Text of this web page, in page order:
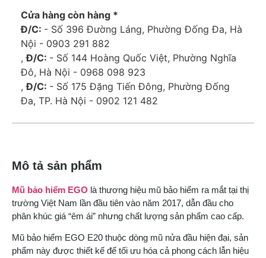
Cửa hàng còn hàng *
Đ/C: - Số 396 Đường Láng, Phường Đống Đa, Hà
Nội - 0903 291 882
,Đ/C: - Số 144 Hoàng Quốc Việt, Phường Nghĩa
Đô, Hà Nội - 0968 098 923
,Đ/C: - Số 175 Đặng Tiến Đông, Phường Đống
Đa, TP. Hà Nội - 0902 121 482
Mô tả sản phẩm
Mũ bảo hiểm EGO là thương hiệu mũ bảo hiểm ra mắt tại thị
trường Việt Nam lần đầu tiên vào năm 2017, dẫn đầu cho
phân khúc giá “êm ái” nhưng chất lượng sản phẩm cao cấp.
Mũ bảo hiểm EGO E20 thuộc dòng mũ nửa đầu hiện đại, sản
phẩm này được thiết kế để tối ưu hóa cả phong cách lẫn hiệu